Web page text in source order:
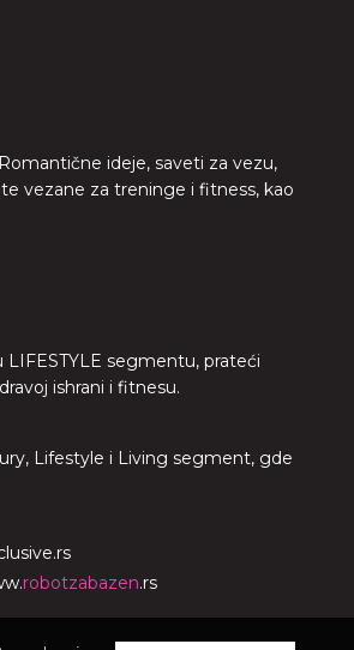
ideje, saveti za vezu,
vezane za treninge i fitness, kao
segmentu, prateći
ishrani i fitnesu.
Lifestyle i Living segment, gde
robotzabazen.rs